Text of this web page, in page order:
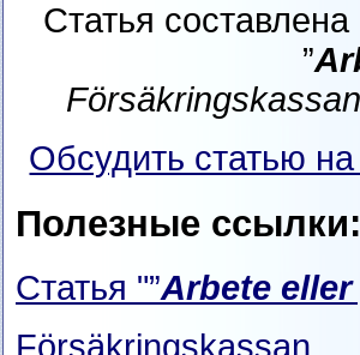
Статья
”
Försäkringskassan
Обсудить статью
Полезные ссылки:
Статья "”Arbete
Försäkringskassan